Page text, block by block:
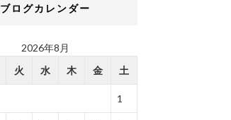
ブログカレンダー
2026年8月
火 水 木 金 土
1